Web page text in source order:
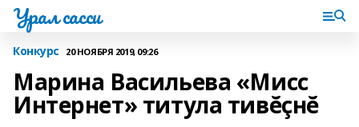
Урал сасси
Конкурс 20 НОЯБРЯ 2019, 09:26
Марина Васильева «Мисс
Интернет» титула тивĕçнĕ